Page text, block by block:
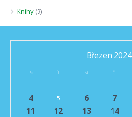
Knihy (9)
Březen 2024
Po Út St Čt
4 5 6 7
11 12 13 14